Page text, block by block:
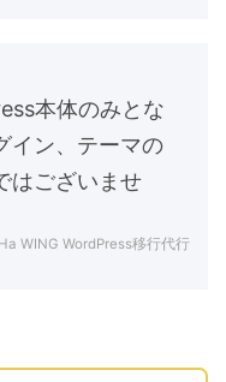
本体のみとな
イン、テーマの
はございませ
WING WordPress移行代行